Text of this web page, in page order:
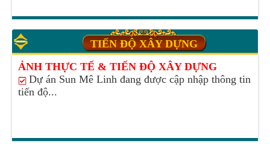
TIẾN ĐỘ XÂY DỰNG
ẢNH THỰC TẾ & TIẾN ĐỘ XÂY DỰNG
Dự án Sun Mê Linh đang được cập nhập thông tin
tiến độ...